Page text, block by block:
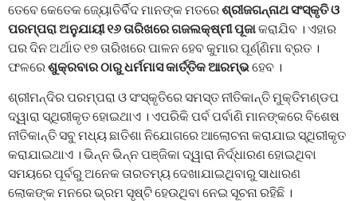
ତେବେ କେତେକ ଜ୍ୟୋତିର୍ବିଦ ମାନଙ୍କ ମତରେ ଶ୍ରୀଜଗନ୍ନାଥ ସଂସ୍କୃତି ଓ
ପରମ୍ପରା ଅନୁଯାୟୀ ୧୬ ତାରିଖରେ ଗଜଲକ୍ଷ୍ମୀ ପୂଜାକରାଯିବ । ଏହାର
ପର ଦିନ ଅର୍ଥାତ ୧୭ ତାରିଖରେ ପାଳନ ହେବ କୁମାର ପୂର୍ଣ୍ଣିମା ବ୍ରତ ।
ଫଳରେ ଶୁକ୍ରବାର ଠାରୁ ଧର୍ମମାସ କାର୍ତ୍ତିକ ଆରମ୍ଭ ହେବ ।
ଶ୍ରୀମନ୍ଦିର ପରମ୍ପରା ଓ ସଂସ୍କୃତିରେ ସମସ୍ତ ନୀତିକାନ୍ତି ମୁକ୍ତିମଣ୍ଡପ
ଦ୍ୱାରା ସ୍ଥିରୀକୃତ ହୋଇଥାଏ । ଏପରିକି ପର୍ବ ପର୍ବାଣି ମାନଙ୍କରେ ବିଶେଷ
ନୀତିକାନ୍ତି ସବୁ ମଧ୍ୟ ଛାତିଶା ନିଯୋଗରେ ଆଲୋଚନା କରାଯାଇ ସ୍ଥିରୀକୃତ
କରାଯାଇଥାଏ । ଭିନ୍ନ ଭିନ୍ନ ପଞ୍ଜିକା ଦ୍ୱାରା ନିର୍ଦ୍ଧାରଣ ହୋଇଥିବା
ସମୟରେ ପୂର୍ବରୁ ଅନେକ ତାରତମ୍ୟ ଦେଖାଯାଇଥିବାରୁ ସାଧାରଣ
ଲୋକଙ୍କ ମନରେ ଭ୍ରମ ସୃଷ୍ଟି ହେଉଥିବା ନେଇ ସୂଚନା ରହିଛି ।